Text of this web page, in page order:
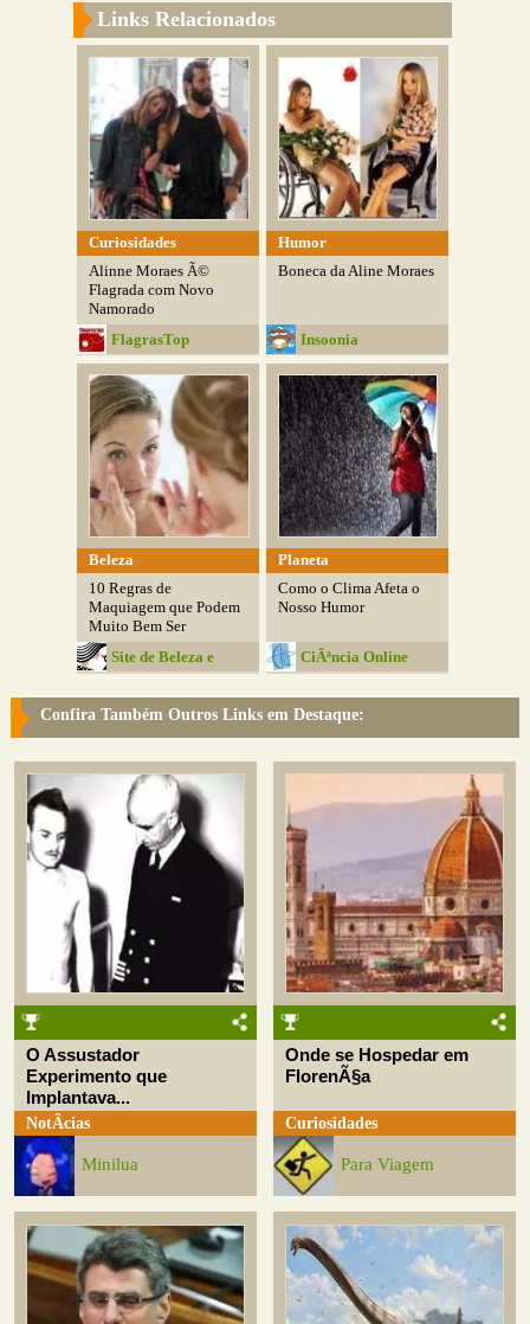
Links Relacionados
Curiosidades
Alinne Moraes Ã©
Flagrada com Novo
Namorado
FlagrasTop
Humor
Boneca da Aline Moraes
Insoonia
Beleza
10 Regras de
Maquiagem que Podem
Muito Bem Ser
Quebradas
Site de Beleza e
Planeta
Como o Clima Afeta o
Nosso Humor
CiÃªncia Online
Confira Também Outros Links em Destaque:
O Assustador
Experimento que
Implantava...
NotÃ­cias
Minilua
Onde se Hospedar em
FlorenÃ§a
Curiosidades
Para Viagem